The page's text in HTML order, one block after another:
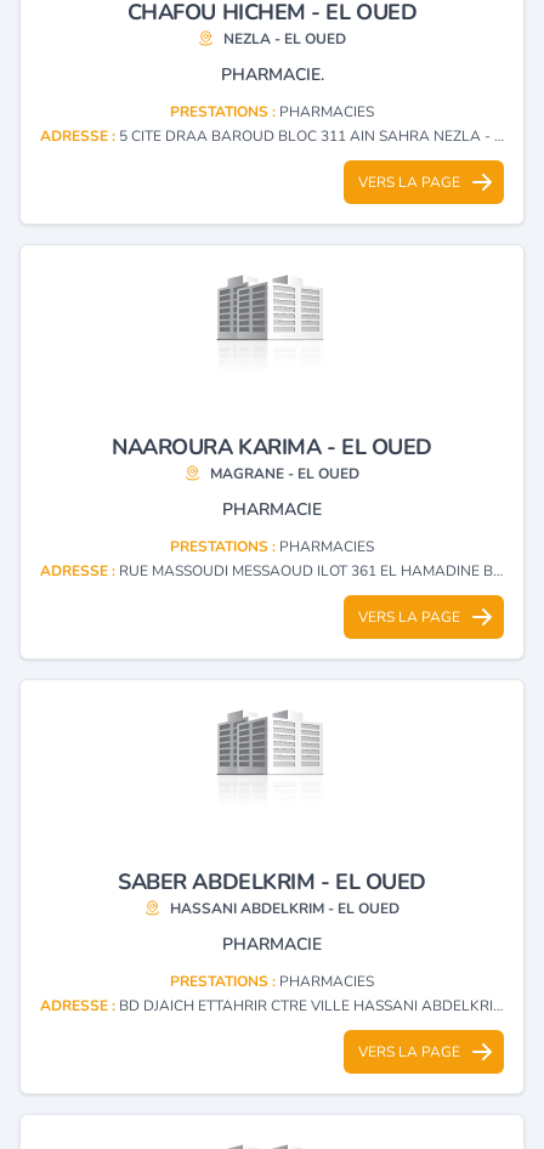
CHAFOU HICHEM - EL OUED
NEZLA - EL OUED
PHARMACIE.
PRESTATIONS : PHARMACIES
ADRESSE : 5 CITE DRAA BAROUD BLOC 311 AIN SAHRA NEZLA - EL OUED
VERS LA PAGE
NAAROURA KARIMA - EL OUED
MAGRANE - EL OUED
PHARMACIE
PRESTATIONS : PHARMACIES
ADRESSE : RUE MASSOUDI MESSAOUD ILOT 361 EL HAMADINE BP 39015 MAGRANE - EL OUED
VERS LA PAGE
SABER ABDELKRIM - EL OUED
HASSANI ABDELKRIM - EL OUED
PHARMACIE
PRESTATIONS : PHARMACIES
ADRESSE : BD DJAICH ETTAHRIR CTRE VILLE HASSANI ABDELKRIM - EL OUED
VERS LA PAGE